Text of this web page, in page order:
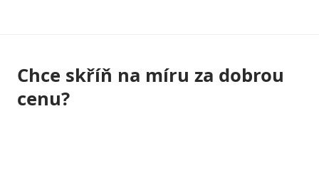
Chce skříň na míru za dobrou
cenu?